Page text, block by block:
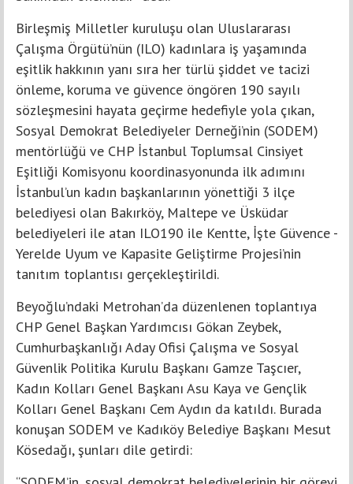
Birleşmiş Milletler kuruluşu olan Uluslararası
Çalışma Örgütü’nün (ILO) kadınlara iş yaşamında
eşitlik hakkının yanı sıra her türlü şiddet ve tacizi
önleme, koruma ve güvence öngören 190 sayılı
sözleşmesini hayata geçirme hedefiyle yola çıkan,
Sosyal Demokrat Belediyeler Derneği’nin (SODEM)
mentörlüğü ve CHP İstanbul Toplumsal Cinsiyet
Eşitliği Komisyonu koordinasyonunda ilk adımını
İstanbul’un kadın başkanlarının yönettiği 3 ilçe
belediyesi olan Bakırköy, Maltepe ve Üsküdar
belediyeleri ile atan ILO190 ile Kentte, İşte Güvence -
Yerelde Uyum ve Kapasite Geliştirme Projesi’nin
tanıtım toplantısı gerçekleştirildi.
Beyoğlu’ndaki Metrohan’da düzenlenen toplantıya
CHP Genel Başkan Yardımcısı Gökan Zeybek,
Cumhurbaşkanlığı Aday Ofisi Çalışma ve Sosyal
Güvenlik Politika Kurulu Başkanı Gamze Taşcıer,
Kadın Kolları Genel Başkanı Asu Kaya ve Gençlik
Kolları Genel Başkanı Cem Aydın da katıldı. Burada
konuşan SODEM ve Kadıköy Belediye Başkanı Mesut
Kösedağı, şunları dile getirdi: